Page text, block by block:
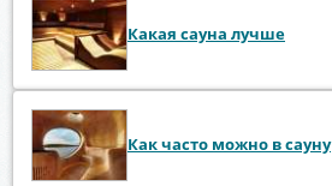
Какая сауна лучше
Как часто можно в сауну